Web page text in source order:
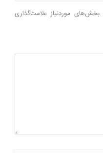
بخش‌های موردنیاز علامت‌گذاری